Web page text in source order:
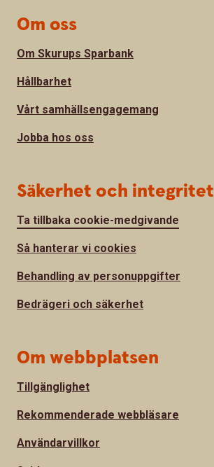
Om oss
Om Skurups Sparbank
Hållbarhet
Vårt samhällsengagemang
Jobba hos oss
Säkerhet och integritet
Ta tillbaka cookie-medgivande
Så hanterar vi cookies
Behandling av personuppgifter
Bedrägeri och säkerhet
Om webbplatsen
Tillgänglighet
Rekommenderade webbläsare
Användarvillkor